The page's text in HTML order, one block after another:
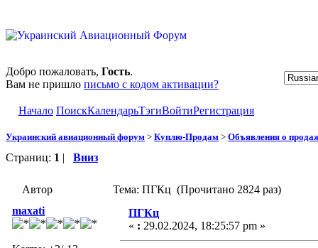
Добро пожаловать, Гость.
Вам не пришло письмо с кодом активации?
Начало ПоискКалендарьТэгиВойтиРегистрация
Украинский авиационный форум > Куплю-Продам > Объявления о
Страниц: 1 | Вниз
Автор
Тема: ПГКц (Прочитано 2824 раз)
maxati
ПГКц
« : 29.02.2024, 18:25:57 pm »